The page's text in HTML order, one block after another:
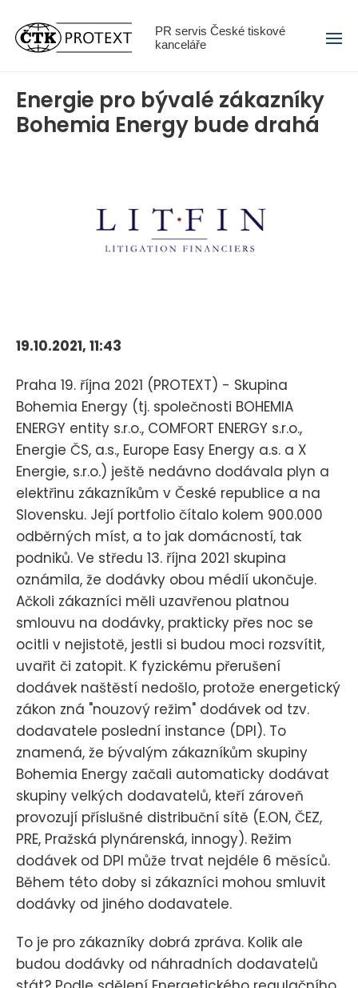
PR servis České tiskové
kanceláře
Menu
Energie pro bývalé zákazníky
Bohemia Energy bude drahá
19.10.2021, 11:43
Praha 19. října 2021 (PROTEXT) - Skupina
Bohemia Energy (tj. společnosti BOHEMIA
ENERGY entity s.r.o., COMFORT ENERGY s.r.o.,
Energie ČS, a.s., Europe Easy Energy a.s. a X
Energie, s.r.o.) ještě nedávno dodávala plyn a
elektřinu zákazníkům v České republice a na
Slovensku. Její portfolio čítalo kolem 900.000
odběrných míst, a to jak domácností, tak
podniků. Ve středu 13. října 2021 skupina
oznámila, že dodávky obou médií ukončuje.
Ačkoli zákazníci měli uzavřenou platnou
smlouvu na dodávky, prakticky přes noc se
ocitli v nejistotě, jestli si budou moci rozsvítit,
uvařit či zatopit. K fyzickému přerušení
dodávek naštěstí nedošlo, protože energetický
zákon zná "nouzový režim" dodávek od tzv.
dodavatele poslední instance (DPI). To
znamená, že bývalým zákazníkům skupiny
Bohemia Energy začali automaticky dodávat
skupiny velkých dodavatelů, kteří zároveň
provozují příslušné distribuční sítě (E.ON, ČEZ,
PRE, Pražská plynárenská, innogy). Režim
dodávek od DPI může trvat nejdéle 6 měsíců.
Během této doby si zákazníci mohou smluvit
dodávky od jiného dodavatele.
To je pro zákazníky dobrá zpráva. Kolik ale
budou dodávky od náhradních dodavatelů